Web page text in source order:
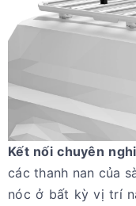
Kết nối chuyên
các thanh nan của
nóc ở bất kỳ vị trí